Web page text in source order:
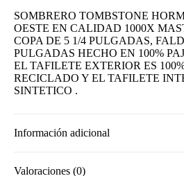
SOMBRERO TOMBSTONE
OESTE EN CALIDAD 1000X
COPA DE 5 1/4 PULGADAS,
PULGADAS HECHO EN 100%
EL TAFILETE EXTERIOR ES
RECICLADO Y EL TAFILETE
SINTETICO .
Información adicional
Valoraciones (0)